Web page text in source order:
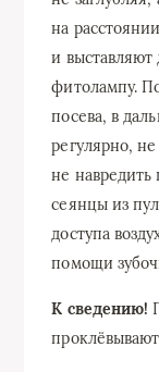
на
и
фитолампу.
посева, в
регулярно,
не
сеянцы из
доступа
помощи
К сведению!